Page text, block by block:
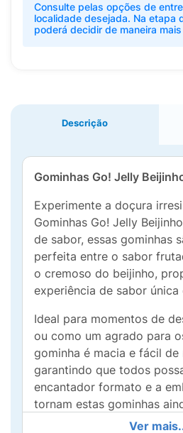
Consulte pelas opções de
localidade desejada. Na etapa
poderá decidir de maneira
Descrição
Gominhas Go! Jelly
Experimente a doçura
Gominhas Go! Jelly
de sabor, essas gominhas
perfeita entre o sabor
o cremoso do beijinho,
experiência de sabor única
Ideal para momentos de
ou como um agrado para
gominha é macia e fácil de
garantindo que todos
encantador formato e a
tornam estas gominhas
Ver